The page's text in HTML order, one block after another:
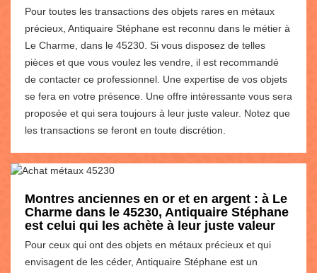
Pour toutes les transactions des objets rares en métaux
précieux, Antiquaire Stéphane est reconnu dans le métier à
Le Charme, dans le 45230. Si vous disposez de telles
pièces et que vous voulez les vendre, il est recommandé
de contacter ce professionnel. Une expertise de vos objets
se fera en votre présence. Une offre intéressante vous sera
proposée et qui sera toujours à leur juste valeur. Notez que
les transactions se feront en toute discrétion.
Montres anciennes en or et en argent : à Le
Charme dans le 45230, Antiquaire Stéphane
est celui qui les achète à leur juste valeur
Pour ceux qui ont des objets en métaux précieux et qui
envisagent de les céder, Antiquaire Stéphane est un